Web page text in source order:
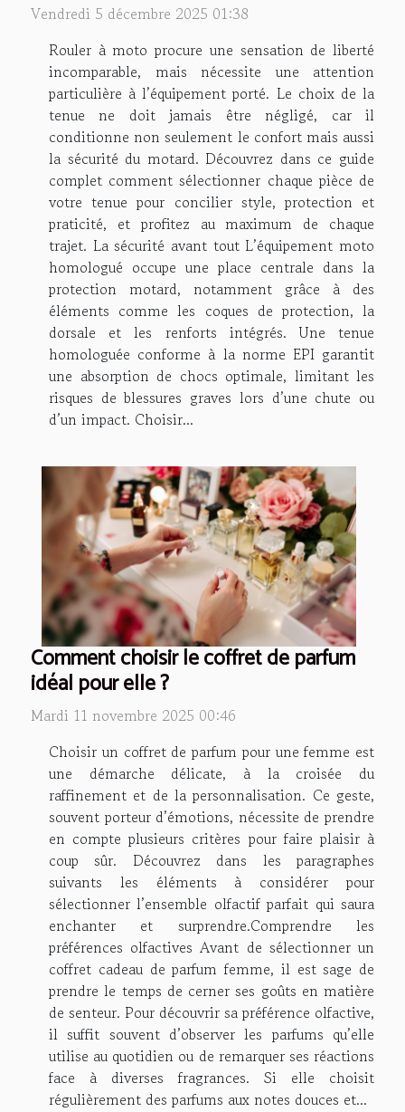
Vendredi 5 décembre 2025 01:38
Rouler à moto procure une sensation de liberté
incomparable, mais nécessite une attention
particulière à l’équipement porté. Le choix de la
tenue ne doit jamais être négligé, car il
conditionne non seulement le confort mais aussi
la sécurité du motard. Découvrez dans ce guide
complet comment sélectionner chaque pièce de
votre tenue pour concilier style, protection et
praticité, et profitez au maximum de chaque
trajet. La sécurité avant tout L’équipement moto
homologué occupe une place centrale dans la
protection motard, notamment grâce à des
éléments comme les coques de protection, la
dorsale et les renforts intégrés. Une tenue
homologuée conforme à la norme EPI garantit
une absorption de chocs optimale, limitant les
risques de blessures graves lors d’une chute ou
d’un impact. Choisir...
Comment choisir le coffret de parfum
idéal pour elle ?
Mardi 11 novembre 2025 00:46
Choisir un coffret de parfum pour une femme est
une démarche délicate, à la croisée du
raffinement et de la personnalisation. Ce geste,
souvent porteur d’émotions, nécessite de prendre
en compte plusieurs critères pour faire plaisir à
coup sûr. Découvrez dans les paragraphes
suivants les éléments à considérer pour
sélectionner l’ensemble olfactif parfait qui saura
enchanter et surprendre.Comprendre les
préférences olfactives Avant de sélectionner un
coffret cadeau de parfum femme, il est sage de
prendre le temps de cerner ses goûts en matière
de senteur. Pour découvrir sa préférence olfactive,
il suffit souvent d’observer les parfums qu’elle
utilise au quotidien ou de remarquer ses réactions
face à diverses fragrances. Si elle choisit
régulièrement des parfums aux notes douces et...